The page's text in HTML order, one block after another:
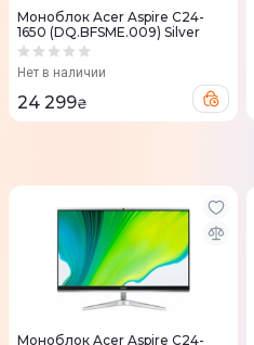
Моноблок Acer Aspire C24-
1650 (DQ.BFSME.009) Silver
Нет в наличии
24 299₴
Моноблок Acer Aspire C24-